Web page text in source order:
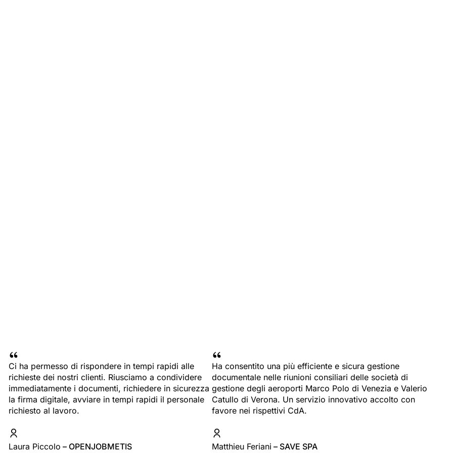
Ci ha permesso di rispondere in tempi rapidi alle
richieste dei nostri clienti. Riusciamo a condividere
immediatamente i documenti, richiedere in sicurezza
la firma digitale, avviare in tempi rapidi il personale
richiesto al lavoro.
Laura Piccolo – OPENJOBMETIS
Ha consentito una più efficiente e sicura gestione
documentale nelle riunioni consiliari delle società di
gestione degli aeroporti Marco Polo di Venezia e Valerio
Catullo di Verona. Un servizio innovativo accolto con
favore nei rispettivi CdA.
Matthieu Feriani – SAVE SPA